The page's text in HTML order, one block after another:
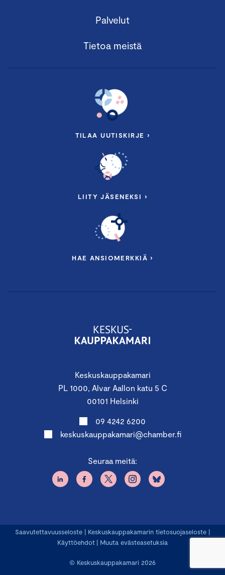
Keskuskauppakamari
PL 1000, Alvar Aallon katu 5 C
00101 Helsinki
09 4242 6200
keskuskauppakamari@chamber.fi
Seuraa meitä:
Palvelut
Tietoa meistä
TILAA UUTISKIRJE ›
LIITY JÄSENEKSI ›
HAE ANSIOMERKKIÄ ›
© Keskuskauppakamari 2026
Saavutettavuusseloste | Keskuskauppakamarin tietosuojaseloste |
Käyttöehdot | Muuta evästeasetuksia